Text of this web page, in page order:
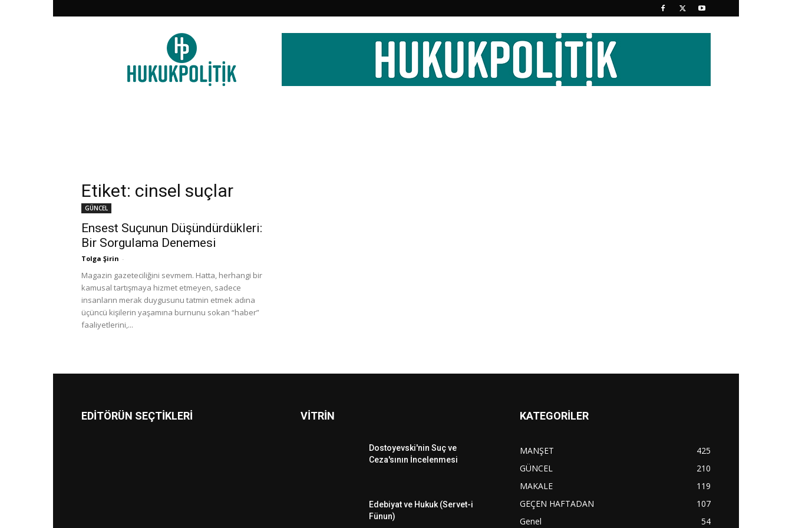
HukukPolitik
Etiket: cinsel suçlar
GÜNCEL
Ensest Suçunun Düşündürdükleri:
Bir Sorgulama Denemesi
Tolga Şirin -
Magazin gazeteciliğini sevmem. Hatta, herhangi bir
kamusal tartışmaya hizmet etmeyen, sadece
insanların merak duygusunu tatmin etmek adına
üçüncü kişilerin yaşamına burnunu sokan “haber”
faaliyetlerini,...
EDİTÖRÜN SEÇTİKLERİ VİTRİN
Dostoyevski'nin Suç ve
Ceza'sının İncelenmesi
Edebiyat ve Hukuk (Servet-i
Fünun)
KATEGORİLER
MANŞET
425
GÜNCEL
210
MAKALE
119
GEÇEN HAFTADAN
107
Genel
54